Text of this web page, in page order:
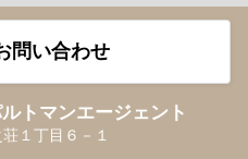
問い合わせ
トマンエージェント
１丁目６－１